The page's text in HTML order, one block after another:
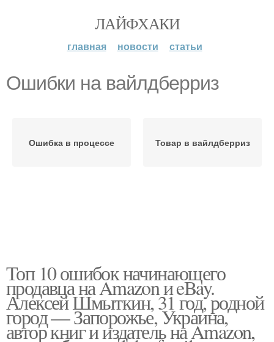
ЛАЙФХАКИ
главная новости статьи
Ошибки на вайлдберриз
Ошибка в процессе Товар в вайлдберриз
Топ 10 ошибок начинающего
продавца на Amazon и eBay.
Алексей Шмыткин, 31 год, родной
город — Запорожье, Украина,
автор книг и издатель на Amazon,